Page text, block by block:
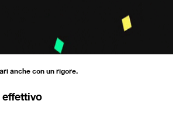
anche con un rigore.